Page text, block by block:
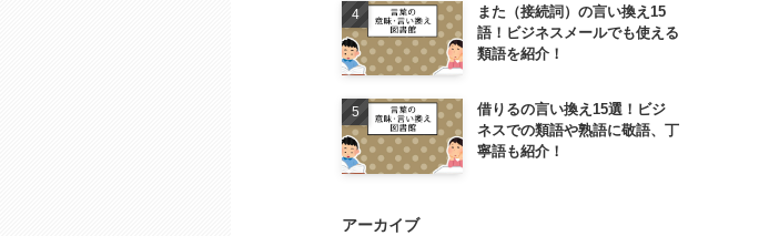
また（接続詞）の言い換え15
語！ビジネスメールでも使える
類語を紹介！
借りるの言い換え15選！ビジ
ネスでの類語や熟語に敬語、丁
寧語も紹介！
アーカイブ